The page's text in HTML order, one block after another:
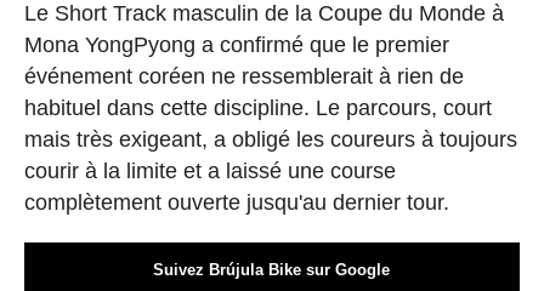
Le Short Track masculin de la Coupe du Monde à
Mona YongPyong a confirmé que le premier
événement coréen ne ressemblerait à rien de
habituel dans cette discipline. Le parcours, court
mais très exigeant, a obligé les coureurs à toujours
courir à la limite et a laissé une course
complètement ouverte jusqu'au dernier tour.
Suivez Brújula Bike sur Google